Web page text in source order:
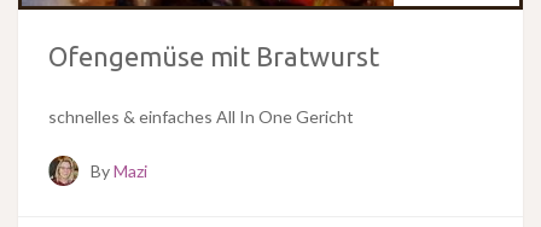
Ofengemüse mit Bratwurst
schnelles & einfaches All In One Gericht
ByMazi